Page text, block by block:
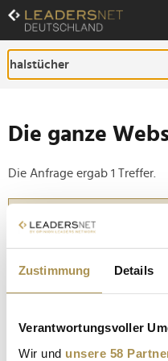
Zustimmung Details
Verantwortungsvoller
Wir und unsere 58
Zum
Inhalt
Zur
Fußzeilen-
Navigation
Die ganze
Die Anfrage ergab 1 Treffer.
Tipp
Seiten suchen, die
Setzen Sie die
haben wir die Marke